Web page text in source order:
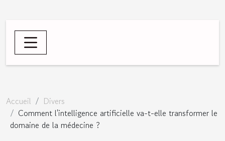
Accueil
Divers
Comment l'intelligence artificielle va-t-elle transformer le
domaine de la médecine ?